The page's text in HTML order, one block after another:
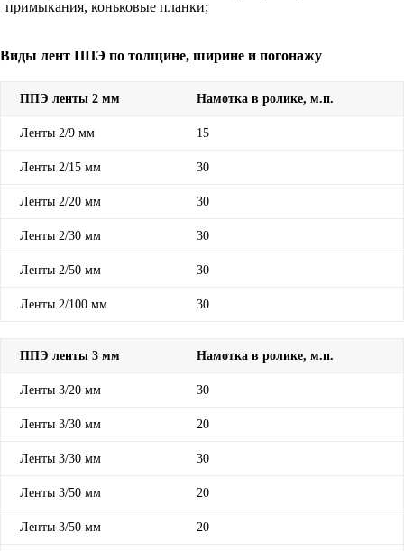
примыкания, коньковые планки;
Виды лент ППЭ по толщине, ширине и погонажу
ППЭ ленты 2 мм Намотка в ролике, м.п.
Ленты 2/9 мм 15
Ленты 2/15 мм 30
Ленты 2/20 мм 30
Ленты 2/30 мм 30
Ленты 2/50 мм 30
Ленты 2/100 мм 30
ППЭ ленты 3 мм Намотка в ролике, м.п.
Ленты 3/20 мм 30
Ленты 3/30 мм 20
Ленты 3/30 мм 30
Ленты 3/50 мм 20
Ленты 3/50 мм 20